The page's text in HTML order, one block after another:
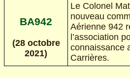
BA942
(28 octobre
2021)
Le Colonel
nouveau
Aérienne 942
l’association
connaissance
Carrières.